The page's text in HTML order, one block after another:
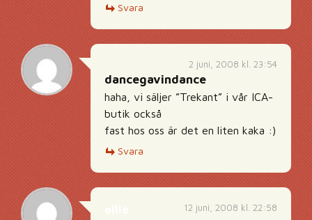
Svara
2 juni, 2008 kl. 23:54
dancegavindance
haha, vi säljer ”Trekant” i vår ICA-
butik också
fast hos oss är det en liten kaka :)
Svara
12 juni, 2008 kl. 22:58